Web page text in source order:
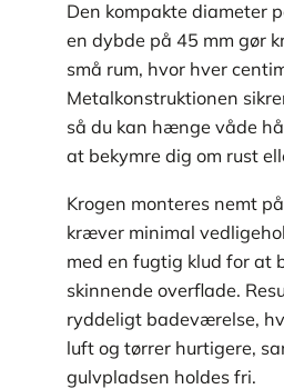
Den kompakte diameter
en dybde på 45 mm gør
små rum, hvor hver
Metal­konstruktionen
så du kan hænge våde
at bekymre dig om rust
Krogen monteres nemt
kræver minimal
med en fugtig klud for at
skinnende overflade.
ryddeligt badeværelse,
luft og tørrer hurtigere,
gulvpladsen holdes fri.